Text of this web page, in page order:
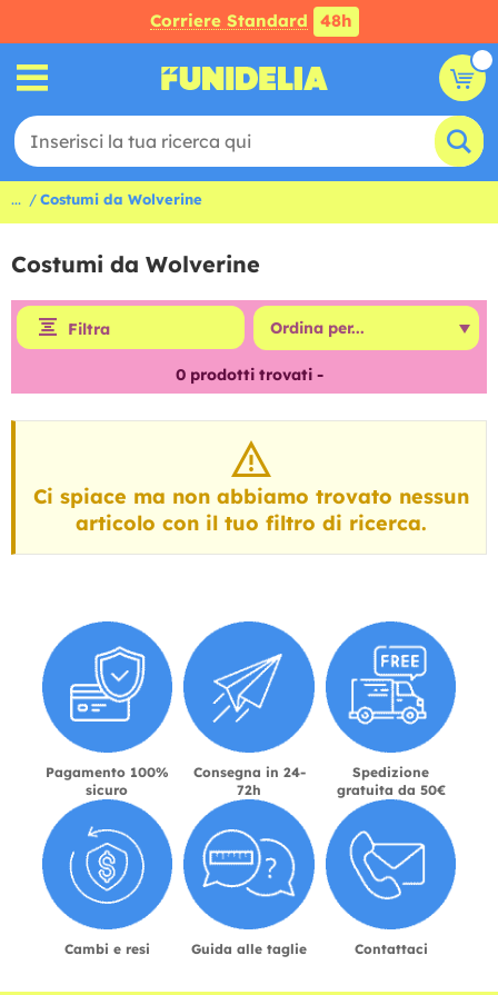
Corriere Standard 48h
... Costumi da Wolverine
Costumi da Wolverine
Filtra
0prodotti trovati -
Ci spiace ma non abbiamo trovato nessun
articolo con il tuo filtro di ricerca.
Pagamento 100%
sicuro
Consegna in 24-
72h
Spedizione
gratuita da 50€
Cambi e resi Guida alle taglie Contattaci